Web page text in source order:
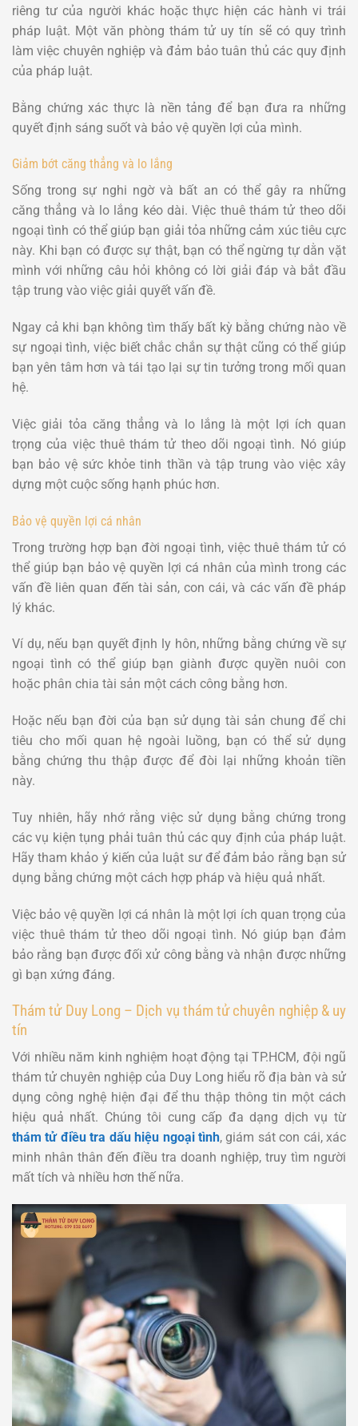
riêng tư của người khác hoặc thực hiện các hành vi trái
pháp luật. Một văn phòng thám tử uy tín sẽ có quy trình
làm việc chuyên nghiệp và đảm bảo tuân thủ các quy định
của pháp luật.
Bằng chứng xác thực là nền tảng để bạn đưa ra những
quyết định sáng suốt và bảo vệ quyền lợi của mình.
Giảm bớt căng thẳng và lo lắng
Sống trong sự nghi ngờ và bất an có thể gây ra những
căng thẳng và lo lắng kéo dài. Việc thuê thám tử theo dõi
ngoại tình có thể giúp bạn giải tỏa những cảm xúc tiêu cực
này. Khi bạn có được sự thật, bạn có thể ngừng tự dằn vặt
mình với những câu hỏi không có lời giải đáp và bắt đầu
tập trung vào việc giải quyết vấn đề.
Ngay cả khi bạn không tìm thấy bất kỳ bằng chứng nào về
sự ngoại tình, việc biết chắc chắn sự thật cũng có thể giúp
bạn yên tâm hơn và tái tạo lại sự tin tưởng trong mối quan
hệ.
Việc giải tỏa căng thẳng và lo lắng là một lợi ích quan
trọng của việc thuê thám tử theo dõi ngoại tình. Nó giúp
bạn bảo vệ sức khỏe tinh thần và tập trung vào việc xây
dựng một cuộc sống hạnh phúc hơn.
Bảo vệ quyền lợi cá nhân
Trong trường hợp bạn đời ngoại tình, việc thuê thám tử có
thể giúp bạn bảo vệ quyền lợi cá nhân của mình trong các
vấn đề liên quan đến tài sản, con cái, và các vấn đề pháp
lý khác.
Ví dụ, nếu bạn quyết định ly hôn, những bằng chứng về sự
ngoại tình có thể giúp bạn giành được quyền nuôi con
hoặc phân chia tài sản một cách công bằng hơn.
Hoặc nếu bạn đời của bạn sử dụng tài sản chung để chi
tiêu cho mối quan hệ ngoài luồng, bạn có thể sử dụng
bằng chứng thu thập được để đòi lại những khoản tiền
này.
Tuy nhiên, hãy nhớ rằng việc sử dụng bằng chứng trong
các vụ kiện tụng phải tuân thủ các quy định của pháp luật.
Hãy tham khảo ý kiến của luật sư để đảm bảo rằng bạn sử
dụng bằng chứng một cách hợp pháp và hiệu quả nhất.
Việc bảo vệ quyền lợi cá nhân là một lợi ích quan trọng của
việc thuê thám tử theo dõi ngoại tình. Nó giúp bạn đảm
bảo rằng bạn được đối xử công bằng và nhận được những
gì bạn xứng đáng.
Thám tử Duy Long – Dịch vụ thám tử chuyên nghiệp & uy
tín
Với nhiều năm kinh nghiệm hoạt động tại TP.HCM, đội ngũ
thám tử chuyên nghiệp của Duy Long hiểu rõ địa bàn và sử
dụng công nghệ hiện đại để thu thập thông tin một cách
hiệu quả nhất. Chúng tôi cung cấp đa dạng dịch vụ từ
thám tử điều tra dấu hiệu ngoại tình, giám sát con cái, xác
minh nhân thân đến điều tra doanh nghiệp, truy tìm người
mất tích và nhiều hơn thế nữa.